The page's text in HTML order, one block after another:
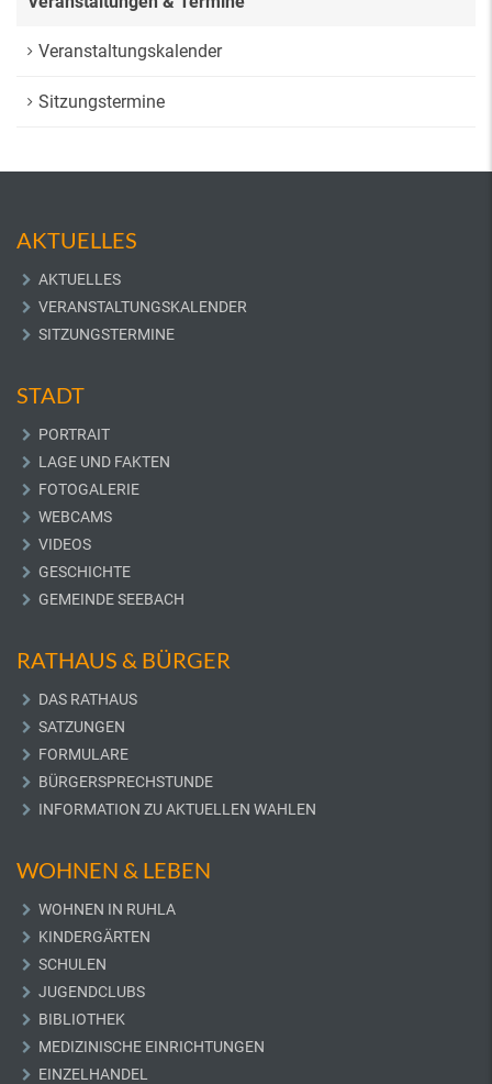
Veranstaltungskalender
Sitzungstermine
AKTUELLES
AKTUELLES
VERANSTALTUNGSKALENDER
SITZUNGSTERMINE
STADT
PORTRAIT
LAGE UND FAKTEN
FOTOGALERIE
WEBCAMS
VIDEOS
GESCHICHTE
GEMEINDE SEEBACH
RATHAUS & BÜRGER
DAS RATHAUS
SATZUNGEN
FORMULARE
BÜRGERSPRECHSTUNDE
INFORMATION ZU AKTUELLEN WAHLEN
WOHNEN & LEBEN
WOHNEN IN RUHLA
KINDERGÄRTEN
SCHULEN
JUGENDCLUBS
BIBLIOTHEK
MEDIZINISCHE EINRICHTUNGEN
EINZELHANDEL